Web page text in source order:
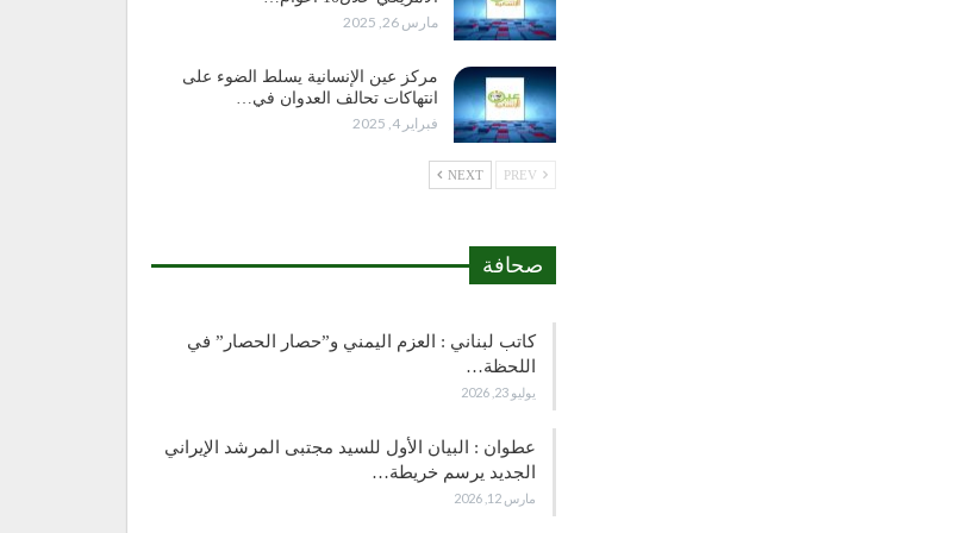
مارس 26, 2025
مركز عين الإنسانية يسلط الضوء على
انتهاكات تحالف العدوان في…
فبراير 4, 2025
NEXT
صحافة
كاتب لبناني : العزم اليمني و”حصار الحصار” في
اللحظة…
يوليو 23, 2026
عطوان : البيان الأول للسيد مجتبى المرشد الإيراني
الجديد يرسم خريطة…
مارس 12, 2026